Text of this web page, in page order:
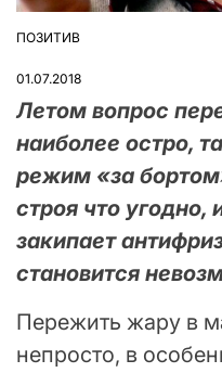
ОПУБЛІКУВАТИ
ПОЗИТИВ
01.07.2018
Летом вопрос
наиболее остро,
режим «за
строя что угодно,
закипает
становится
Пережить жару в
непросто, в